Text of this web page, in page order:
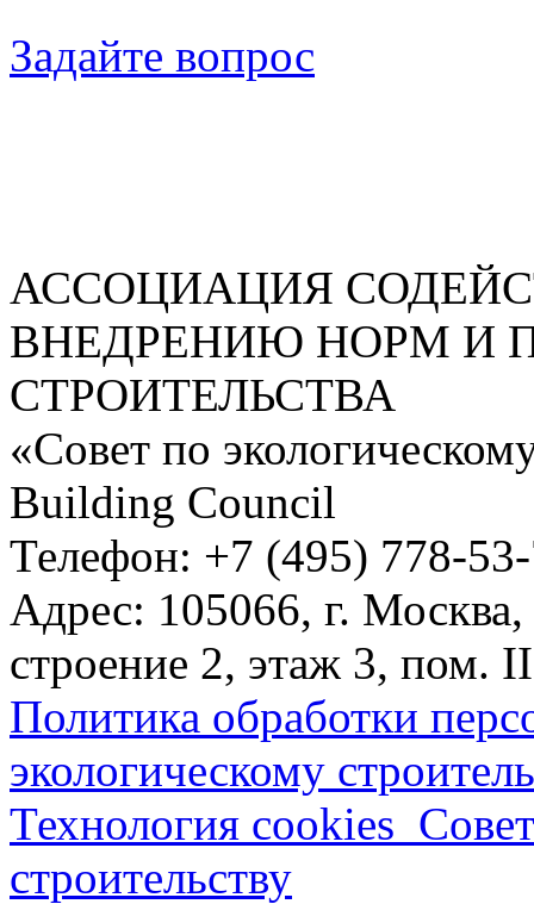
Задайте вопрос
АССОЦИАЦИЯ
ВНЕДРЕНИЮ НОРМ И
СТРОИТЕЛЬСТВА
«Совет по
Building Council
Телефон: +7 (495) 778-
Адрес: 105066, г.
строение 2, этаж 3, пом.
Политика обработки
экологическому
Технология
строительству